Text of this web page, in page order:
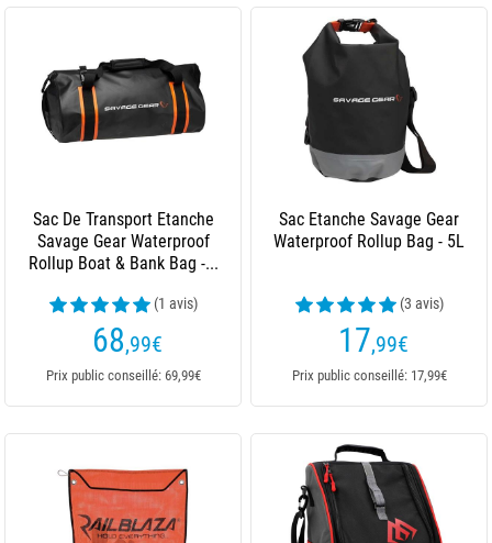
Sac De Transport Etanche
Savage Gear Waterproof
Rollup Boat & Bank Bag -...
(1 avis)
68,99€
Prix public conseillé: 69,99€
Sac Etanche Savage Gear
Waterproof Rollup Bag - 5L
(3 avis)
17,99€
Prix public conseillé: 17,99€